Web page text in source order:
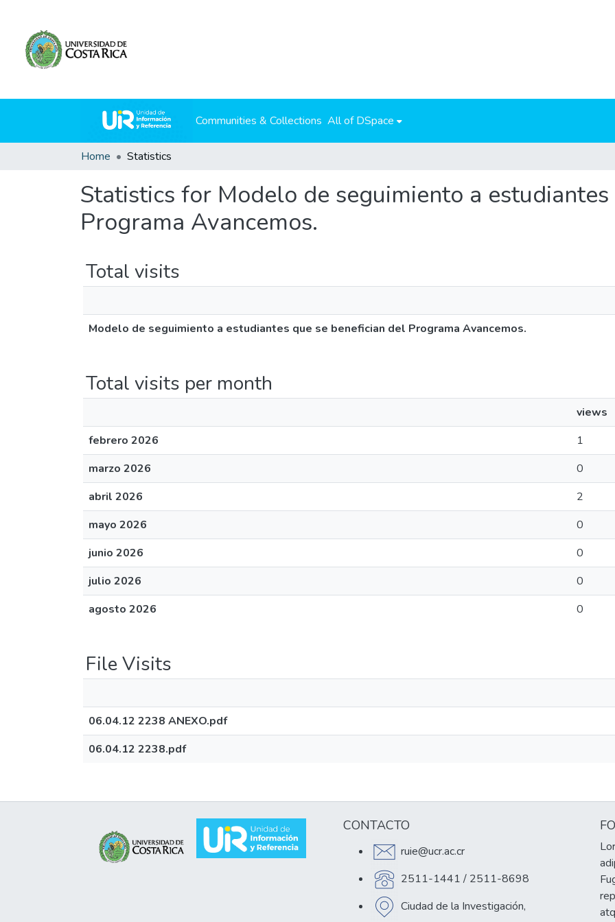
Communities & Collections All of DSpace
Home Statistics
Statistics for Modelo de seguimiento a
Programa Avancemos.
Total visits
Modelo de seguimiento a estudiantes que se benefician del Programa Avancemos.
Total visits per month
views
febrero 2026
1
marzo 2026
0
abril 2026
2
mayo 2026
0
junio 2026
0
julio 2026
0
agosto 2026
0
File Visits
06.04.12 2238 ANEXO.pdf
06.04.12 2238.pdf
CONTACTO
ruie@ucr.ac.cr
2511-1441 / 2511-8698
Ciudad de la Investigación,